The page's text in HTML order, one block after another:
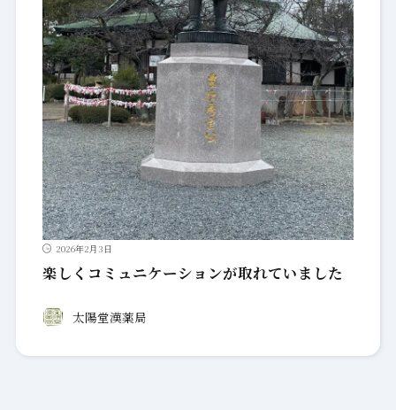
2026年2月3日
楽しくコミュニケーションが取れていました
太陽堂漢薬局